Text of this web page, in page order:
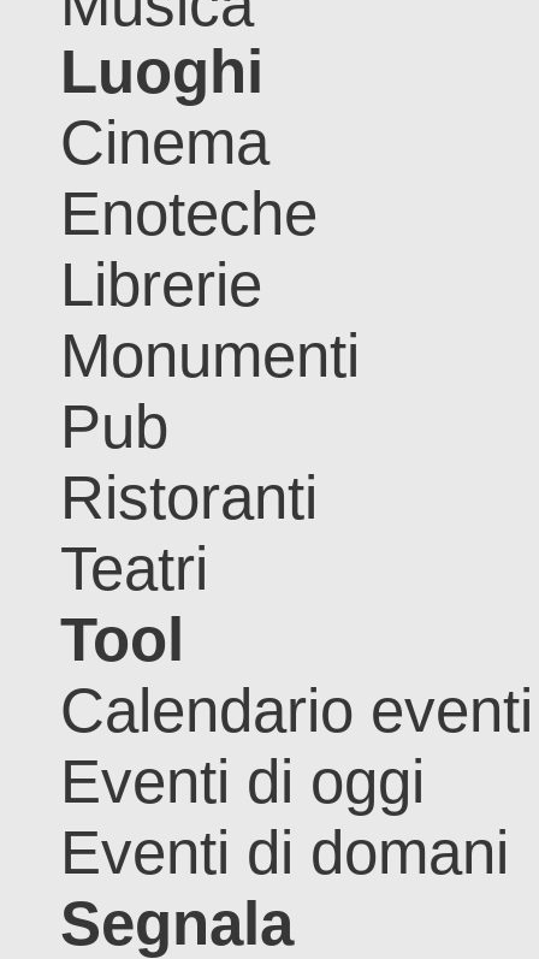
Luoghi
Cinema
Enoteche
Librerie
Monumenti
Pub
Ristoranti
Teatri
Tool
Calendario eventi
Eventi di oggi
Eventi di domani
Segnala